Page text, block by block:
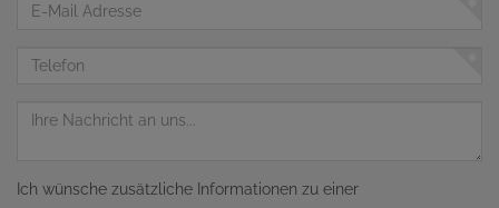
Telefon
Nachricht
Ich wünsche zusätzliche Informationen zu einer